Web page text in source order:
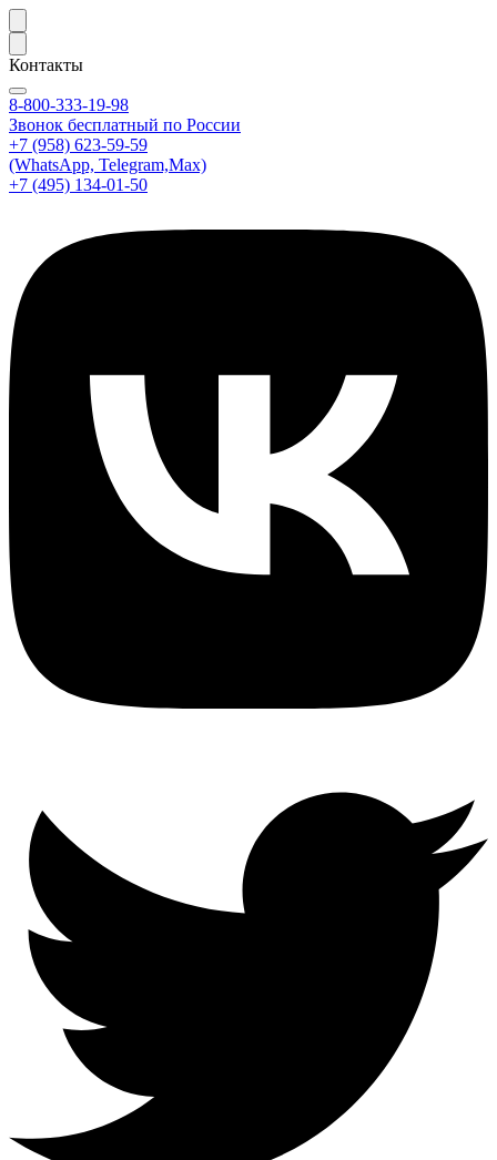
Контакты
8-800-333-19-98
Звонок бесплатный по России
+7 (958) 623-59-59
(WhatsApp, Telegram,Max)
+7 (495) 134-01-50